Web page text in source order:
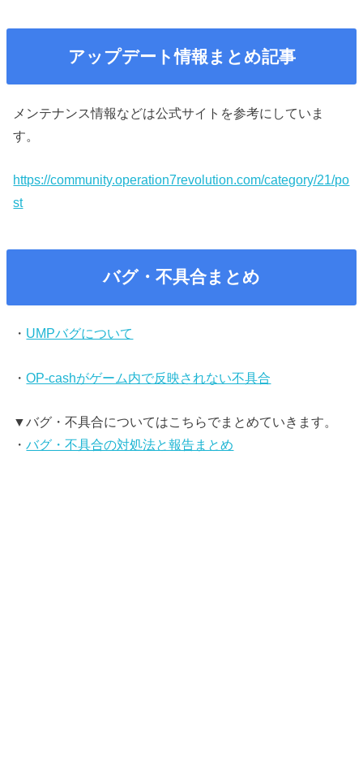
アップデート情報まとめ記事
メンテナンス情報などは公式サイトを参考にしていま
す。
https://community.operation7revolution.com/category/21/po
st
バグ・不具合まとめ
・ UMPバグについて
・OP-cashがゲーム内で反映されない不具合
▼バグ・不具合についてはこちらでまとめていきます。
・バグ・不具合の対処法と報告まとめ